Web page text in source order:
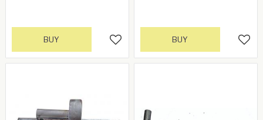
Add to favorites
BUY BUY